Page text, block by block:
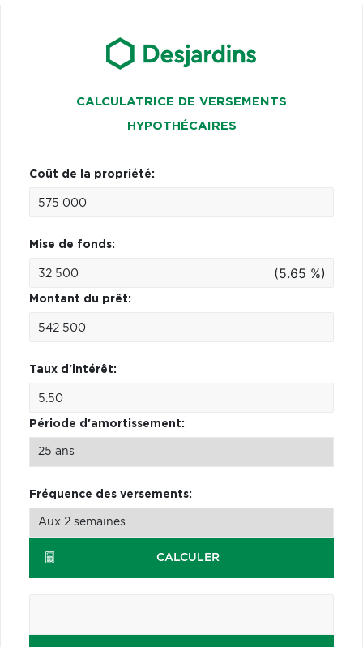
CALCULATRICE DE VERSEMENTS
HYPOTHÉCAIRES
Coût de la propriété:
Mise de fonds:
(5.65 %)
Montant du prêt:
Taux d'intérêt:
Période d'amortissement:
Fréquence des versements:
CALCULER